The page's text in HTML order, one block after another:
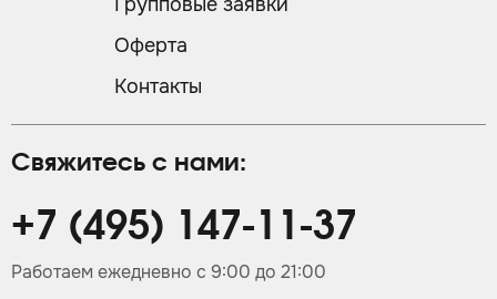
Свяжитесь с нами:
+7 (495) 147-11-37
Работаем ежедневно с 9:00 до 21:00
Групповые заявки
Оферта
Контакты